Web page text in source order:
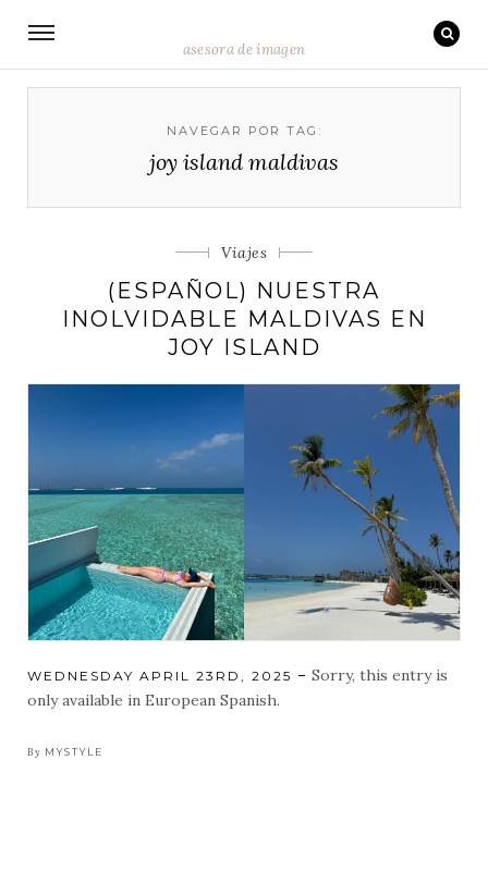
asesora de imagen
NAVEGAR POR TAG:
joy island maldivas
Categorias
Viajes
(ESPAÑOL) NUESTRA
INOLVIDABLE MALDIVAS EN
JOY ISLAND
POSTED
ON
WEDNESDAY APRIL 23RD, 2025
Sorry, this entry is
only available in European Spanish.
By MYSTYLE